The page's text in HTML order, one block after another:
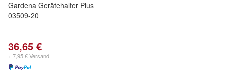
Gardena Gerätehalter Plus
03509-20
36,65 €
+ 7,95 € Versand